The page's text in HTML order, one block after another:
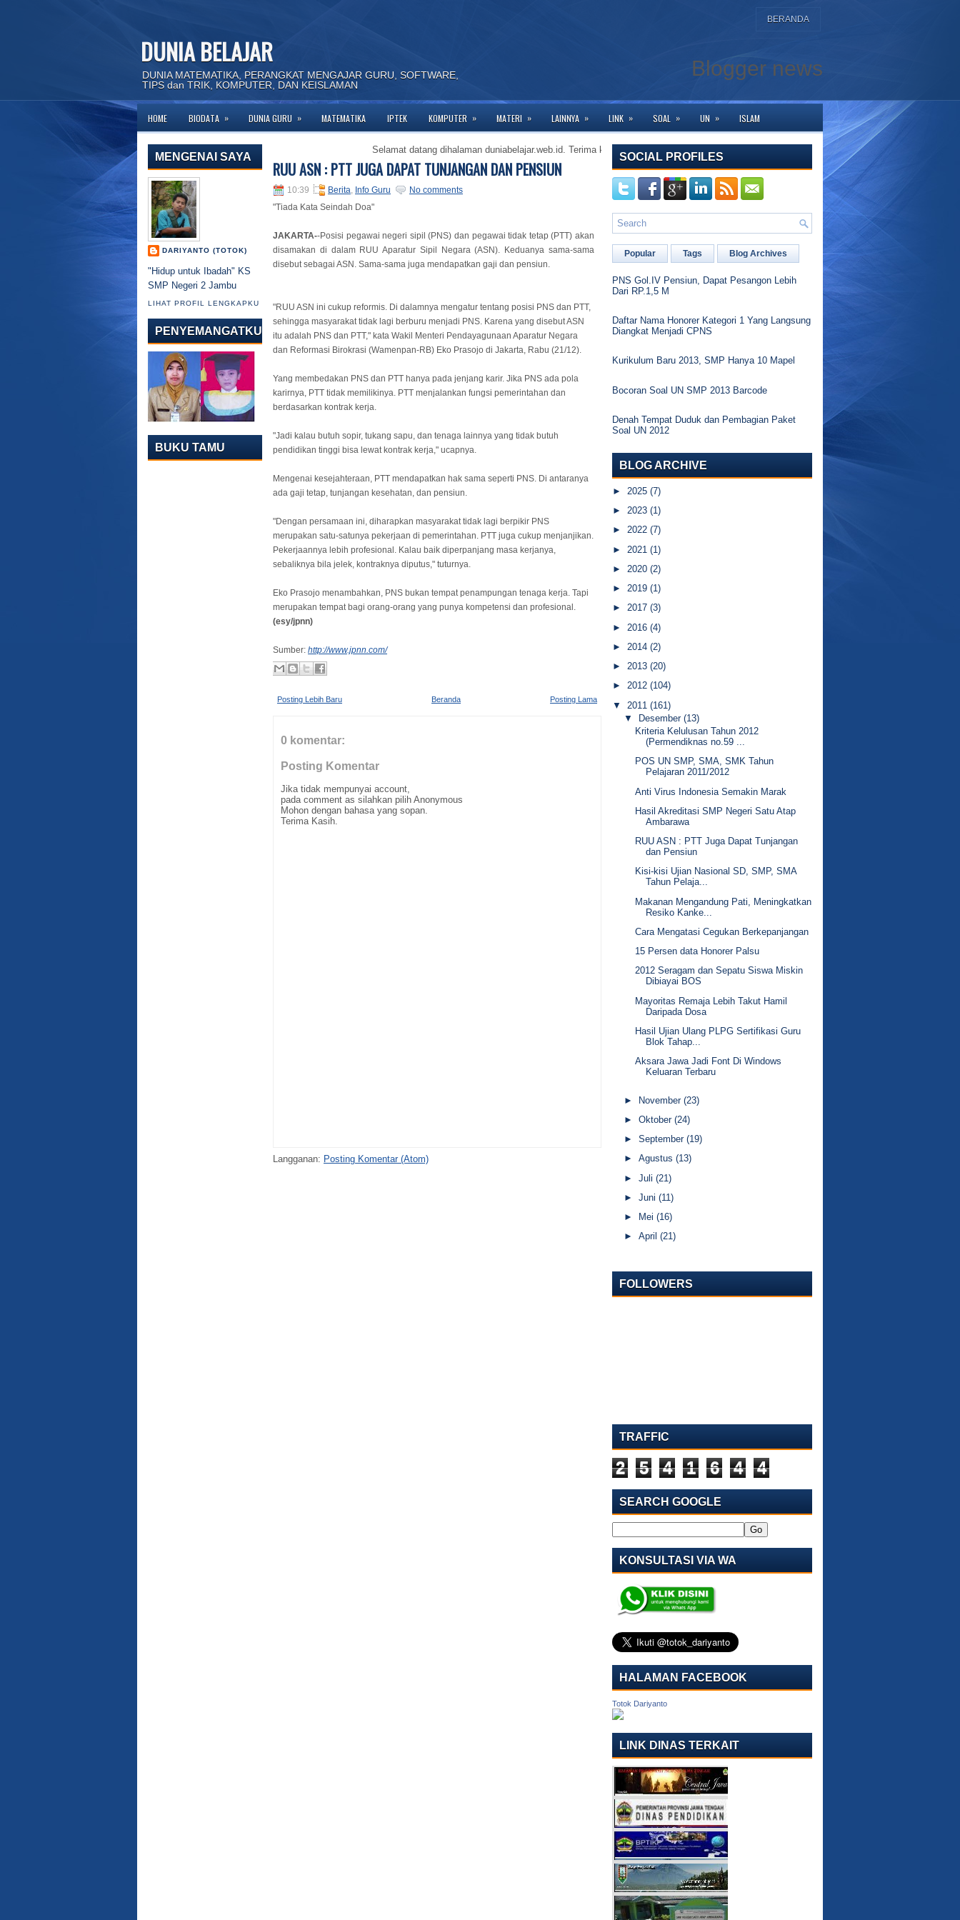
BERANDA
DUNIA BELAJAR
DUNIA MATEMATIKA, PERANGKAT MENGAJAR GURU, SOFTWARE,
TIPS dan TRIK, KOMPUTER, DAN KEISLAMAN
Blogger news
HOME BIODATA » DUNIA GURU » MATEMATIKA IPTEK KOMPUTER » MATERI » LAINNYA » LINK » SOAL » UN » ISLAM
MENGENAI SAYA
DARIYANTO (TOTOK)
"Hidup untuk Ibadah" KS
SMP Negeri 2 Jambu
LIHAT PROFIL LENGKAPKU
PENYEMANGATKU
BUKU TAMU
Selamat datang dihalaman duniabelajar.web.id. Terima kasih telah berkunjung ke halaman ini. Bagi yang membutuhkan bantuan silahkan
RUU ASN : PTT JUGA DAPAT TUNJANGAN DAN PENSIUN
10:39 Berita, Info Guru
No comments
"Tiada Kata Seindah Doa"
JAKARTA--Posisi pegawai negeri sipil (PNS) dan pegawai tidak tetap (PTT) akan
disamakan di dalam RUU Aparatur Sipil Negara (ASN). Keduanya sama-sama
disebut sebagai ASN. Sama-sama juga mendapatkan gaji dan pensiun.
"RUU ASN ini cukup reformis. Di dalamnya mengatur tentang posisi PNS dan PTT,
sehingga masyarakat tidak lagi berburu menjadi PNS. Karena yang disebut ASN
itu adalah PNS dan PTT," kata Wakil Menteri Pendayagunaan Aparatur Negara
dan Reformasi Birokrasi (Wamenpan-RB) Eko Prasojo di Jakarta, Rabu (21/12).
Yang membedakan PNS dan PTT hanya pada jenjang karir. Jika PNS ada pola
karirnya, PTT tidak memilikinya. PTT menjalankan fungsi pemerintahan dan
berdasarkan kontrak kerja.
"Jadi kalau butuh sopir, tukang sapu, dan tenaga lainnya yang tidak butuh
pendidikan tinggi bisa lewat kontrak kerja," ucapnya.
Mengenai kesejahteraan, PTT mendapatkan hak sama seperti PNS. Di antaranya
ada gaji tetap, tunjangan kesehatan, dan pensiun.
"Dengan persamaan ini, diharapkan masyarakat tidak lagi berpikir PNS
merupakan satu-satunya pekerjaan di pemerintahan. PTT juga cukup menjanjikan.
Pekerjaannya lebih profesional. Kalau baik diperpanjang masa kerjanya,
sebaliknya bila jelek, kontraknya diputus," tuturnya.
Eko Prasojo menambahkan, PNS bukan tempat penampungan tenaga kerja. Tapi
merupakan tempat bagi orang-orang yang punya kompetensi dan profesional.
(esy/jpnn)
Sumber: http://www.jpnn.com/
Posting Lebih Baru Posting Lama
Beranda
0 komentar:
Posting Komentar
Jika tidak mempunyai account,
pada comment as silahkan pilih Anonymous
Mohon dengan bahasa yang sopan.
Terima Kasih.
Langganan: Posting Komentar (Atom)
SOCIAL PROFILES
Popular Tags Blog Archives
PNS Gol.IV Pensiun, Dapat Pesangon Lebih
Dari RP.1,5 M
Daftar Nama Honorer Kategori 1 Yang Langsung
Diangkat Menjadi CPNS
Kurikulum Baru 2013, SMP Hanya 10 Mapel
Bocoran Soal UN SMP 2013 Barcode
Denah Tempat Duduk dan Pembagian Paket
Soal UN 2012
BLOG ARCHIVE
► 2025 (7)
► 2023 (1)
► 2022 (7)
► 2021 (1)
► 2020 (2)
► 2019 (1)
► 2017 (3)
► 2016 (4)
► 2014 (2)
► 2013 (20)
► 2012 (104)
▼
2011 (161)
▼
Desember (13)
Kriteria Kelulusan Tahun 2012
(Permendiknas no.59 ...
POS UN SMP, SMA, SMK Tahun
Pelajaran 2011/2012
Anti Virus Indonesia Semakin Marak
Hasil Akreditasi SMP Negeri Satu Atap
Ambarawa
RUU ASN : PTT Juga Dapat Tunjangan
dan Pensiun
Kisi-kisi Ujian Nasional SD, SMP, SMA
Tahun Pelaja...
Makanan Mengandung Pati, Meningkatkan
Resiko Kanke...
Cara Mengatasi Cegukan Berkepanjangan
15 Persen data Honorer Palsu
2012 Seragam dan Sepatu Siswa Miskin
Dibiayai BOS
Mayoritas Remaja Lebih Takut Hamil
Daripada Dosa
Hasil Ujian Ulang PLPG Sertifikasi Guru
Blok Tahap...
Aksara Jawa Jadi Font Di Windows
Keluaran Terbaru
► November (23)
► Oktober (24)
► September (19)
► Agustus (13)
► Juli (21)
► Juni (11)
►
Mei (16)
► April (21)
FOLLOWERS
TRAFFIC
2 5 4 1 6 4 4
SEARCH GOOGLE
KONSULTASI VIA WA
HALAMAN FACEBOOK
Totok Dariyanto
LINK DINAS TERKAIT